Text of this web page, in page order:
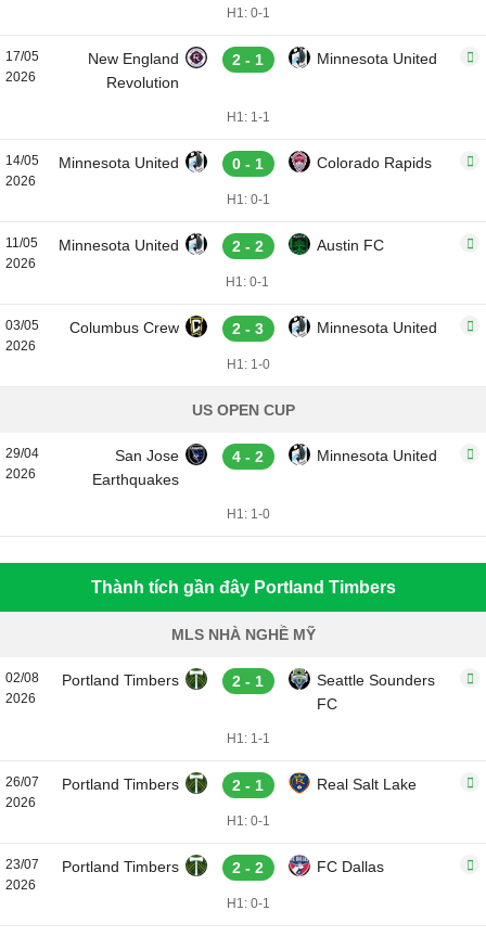
H1: 0-1
17/05
2026
New England
Revolution
2 - 1 Minnesota United
H1: 1-1
14/05
2026
Minnesota United 0 - 1 Colorado Rapids
H1: 0-1
11/05
2026
Minnesota United 2 - 2 Austin FC
H1: 0-1
03/05
2026
Columbus Crew 2 - 3 Minnesota United
H1: 1-0
US OPEN CUP
29/04
2026
San Jose
Earthquakes
4 - 2 Minnesota United
H1: 1-0
Thành tích gần đây Portland Timbers
MLS NHÀ NGHỀ MỸ
02/08
2026
Portland Timbers 2 - 1
Seattle Sounders
FC
H1: 1-1
26/07
2026
Portland Timbers 2 - 1 Real Salt Lake
H1: 0-1
23/07
2026
Portland Timbers 2 - 2 FC Dallas
H1: 0-1